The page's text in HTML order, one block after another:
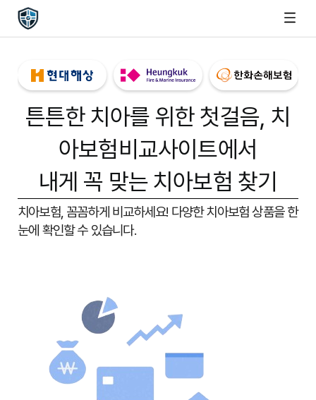
튼튼한 치아를 위한 첫걸음, 치
아보험비교사이트에서
내게 꼭 맞는 치아보험 찾기
치아보험, 꼼꼼하게 비교하세요! 다양한 치아보험 상품을 한
눈에 확인할 수 있습니다.